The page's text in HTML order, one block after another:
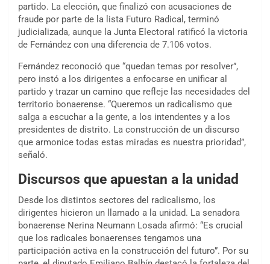
partido. La elección, que finalizó con acusaciones de
fraude por parte de la lista Futuro Radical, terminó
judicializada, aunque la Junta Electoral ratificó la victoria
de Fernández con una diferencia de 7.106 votos.
Fernández reconoció que “quedan temas por resolver”,
pero instó a los dirigentes a enfocarse en unificar al
partido y trazar un camino que refleje las necesidades del
territorio bonaerense. “Queremos un radicalismo que
salga a escuchar a la gente, a los intendentes y a los
presidentes de distrito. La construcción de un discurso
que armonice todas estas miradas es nuestra prioridad”,
señaló.
Discursos que apuestan a la unidad
Desde los distintos sectores del radicalismo, los
dirigentes hicieron un llamado a la unidad. La senadora
bonaerense Nerina Neumann Losada afirmó: “Es crucial
que los radicales bonaerenses tengamos una
participación activa en la construcción del futuro”. Por su